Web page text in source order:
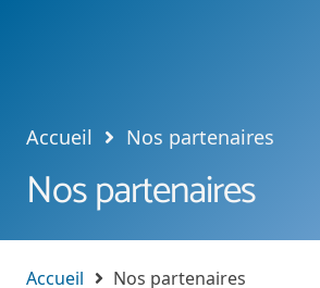
Accueil Nos partenaires
Nos partenaires
Accueil Nos partenaires